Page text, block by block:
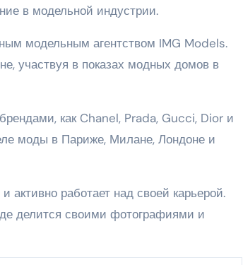
в модельной индустрии.
модельным агентством IMG Models.
участвуя в показах модных домов в
как Chanel, Prada, Gucci, Dior и
моды в Париже, Милане, Лондоне и
активно работает над своей карьерой.
делится своими фотографиями и